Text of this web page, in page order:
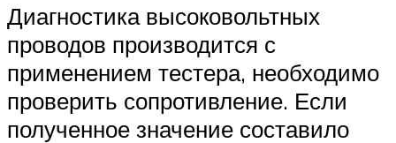
Диагностика высоковольтных
проводов производится с
применением тестера, необходимо
проверить сопротивление. Если
полученное значение составило